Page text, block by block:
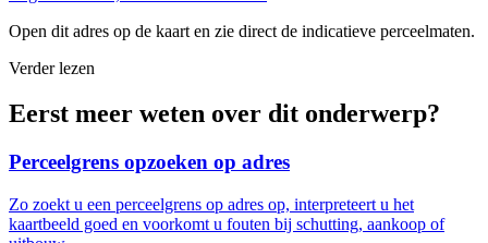
Open dit adres op de kaart en zie direct de indicatieve perceelmaten.
Verder lezen
Eerst meer weten over dit onderwerp?
Perceelgrens opzoeken op adres
Zo zoekt u een perceelgrens op adres op, interpreteert u het
kaartbeeld goed en voorkomt u fouten bij schutting, aankoop of